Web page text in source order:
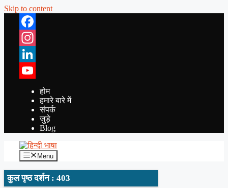
Skip to content
Facebook
Instagram
LinkedIn
YouTube
होम
हमारे बारे में
संपर्क
जुड़े
Blog
Menu
कुल पृष्ठ दर्शन : 403